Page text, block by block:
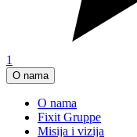
1
O nama
O nama
Fixit Gruppe
Misija i vizija